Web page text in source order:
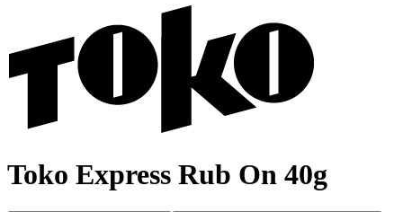
Toko Express Rub On 40g